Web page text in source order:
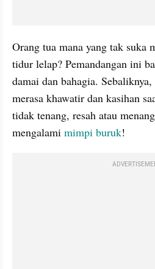
Orang tua mana yang tak suka
tidur lelap? Pemandangan ini
damai dan bahagia.
merasa khawatir dan kasihan
tidak tenang, resah atau
mengalami mimpi buruk!